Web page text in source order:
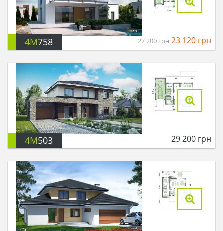
4M758 27 200грн 23 120 грн
4M503 29 200 грн